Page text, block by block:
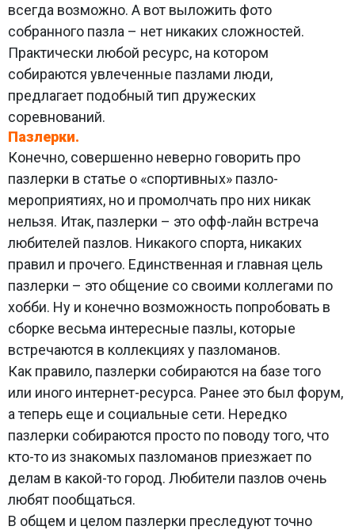
всегда возможно. А вот выложить фото
собранного пазла – нет никаких сложностей.
Практически любой ресурс, на котором
собираются увлеченные пазлами люди,
предлагает подобный тип дружеских
соревнований.
Пазлерки.
Конечно, совершенно неверно говорить про
пазлерки в статье о «спортивных» пазло-
мероприятиях, но и промолчать про них никак
нельзя. Итак, пазлерки – это офф-лайн встреча
любителей пазлов. Никакого спорта, никаких
правил и прочего. Единственная и главная цель
пазлерки – это общение со своими коллегами по
хобби. Ну и конечно возможность попробовать в
сборке весьма интересные пазлы, которые
встречаются в коллекциях у пазломанов.
Как правило, пазлерки собираются на базе того
или иного интернет-ресурса. Ранее это был форум,
а теперь еще и социальные сети. Нередко
пазлерки собираются просто по поводу того, что
кто-то из знакомых пазломанов приезжает по
делам в какой-то город. Любители пазлов очень
любят пообщаться.
В общем и целом пазлерки преследуют точно